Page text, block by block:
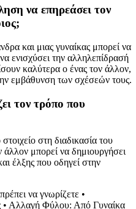
να επηρεάσει τον
και μιας γυναίκας μπορεί να
ενισχύσει την αλληλεπίδρασή
καλύτερα ο ένας τον άλλον,
εμβάθυνση των σχέσεών τους.
τον τρόπο που
στη διαδικασία του
μπορεί να δημιουργήσει
έλξης που οδηγεί στην
να γνωρίζετε •
• Αλλαγή Φύλου: Από Γυναίκα